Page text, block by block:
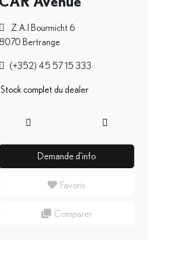
Z.A.I Bourmicht 6
8070 Bertrange
(+352) 45 57 15 333
Stock complet du dealer
Demande d'info
Favoris
Comparer